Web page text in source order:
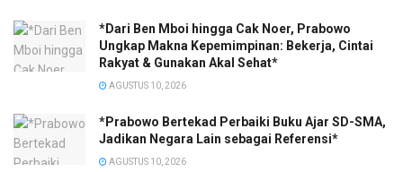
*Dari Ben Mboi hingga Cak Noer, Prabowo
Ungkap Makna Kepemimpinan: Bekerja, Cintai
Rakyat & Gunakan Akal Sehat*
AGUSTUS 10, 2026
*Prabowo Bertekad Perbaiki Buku Ajar SD-SMA,
Jadikan Negara Lain sebagai Referensi*
AGUSTUS 10, 2026